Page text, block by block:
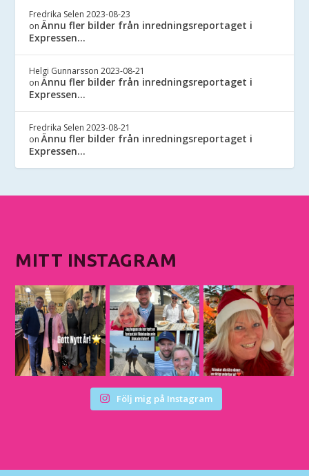
Fredrika Selen 2023-08-23
onÄnnu fler bilder från inredningsreportaget i
Expressen…
Helgi Gunnarsson 2023-08-21
onÄnnu fler bilder från inredningsreportaget i
Expressen…
Fredrika Selen 2023-08-21
onÄnnu fler bilder från inredningsreportaget i
Expressen…
MITT INSTAGRAM
Följ mig på Instagram